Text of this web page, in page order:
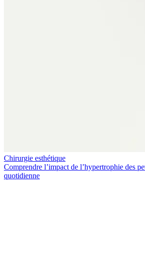
Chirurgie esthétique
Comprendre l’impact de l’hypertrophie des
quotidienne